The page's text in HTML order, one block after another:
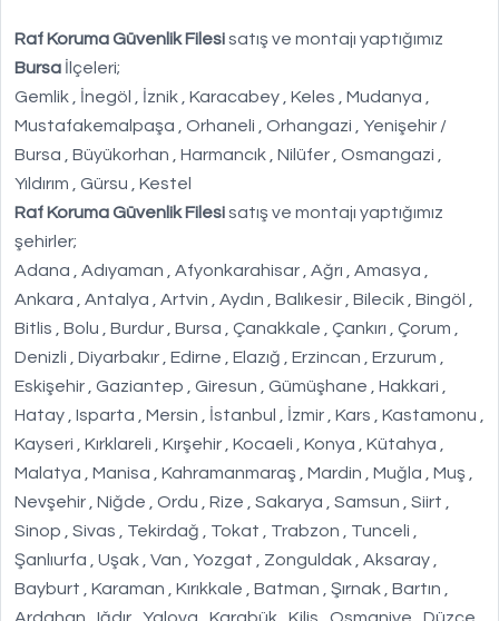
Raf Koruma Güvenlik Filesisatış ve montajı yaptığımız
Bursa İlçeleri;
Gemlik , İnegöl , İznik , Karacabey , Keles , Mudanya ,
Mustafakemalpaşa , Orhaneli , Orhangazi , Yenişehir /
Bursa , Büyükorhan , Harmancık , Nilüfer , Osmangazi ,
Yıldırım , Gürsu , Kestel
Raf Koruma Güvenlik Filesisatış ve montajı yaptığımız
şehirler;
Adana , Adıyaman , Afyonkarahisar , Ağrı , Amasya ,
Ankara , Antalya , Artvin , Aydın , Balıkesir , Bilecik , Bingöl ,
Bitlis , Bolu , Burdur , Bursa , Çanakkale , Çankırı , Çorum ,
Denizli , Diyarbakır , Edirne , Elazığ , Erzincan , Erzurum ,
Eskişehir , Gaziantep , Giresun , Gümüşhane , Hakkari ,
Hatay , Isparta , Mersin , İstanbul , İzmir , Kars , Kastamonu ,
Kayseri , Kırklareli , Kırşehir , Kocaeli , Konya , Kütahya ,
Malatya , Manisa , Kahramanmaraş , Mardin , Muğla , Muş ,
Nevşehir , Niğde , Ordu , Rize , Sakarya , Samsun , Siirt ,
Sinop , Sivas , Tekirdağ , Tokat , Trabzon , Tunceli ,
Şanlıurfa , Uşak , Van , Yozgat , Zonguldak , Aksaray ,
Bayburt , Karaman , Kırıkkale , Batman , Şırnak , Bartın ,